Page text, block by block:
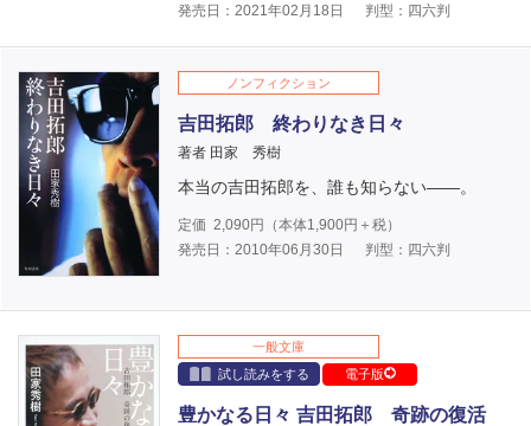
発売日：2021年02月18日
判型：四六判
ノンフィクション
吉田拓郎 終わりなき日々
著者 田家 秀樹
本当の吉田拓郎を、誰も知らない――。
定価 2,090円（本体1,900円＋税）
発売日：2010年06月30日
判型：四六判
一般文庫
試し読みをする
電子版
豊かなる日々 吉田拓郎 奇跡の復活